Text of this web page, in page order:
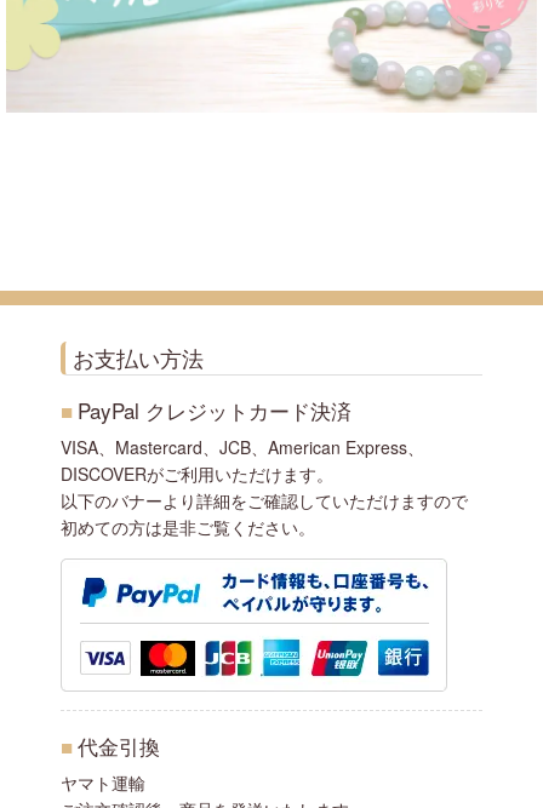
お支払い方法
■ PayPal クレジットカード決済
VISA、Mastercard、JCB、American Express、
DISCOVERがご利用いただけます。
以下のバナーより詳細をご確認していただけますので
初めての方は是非ご覧ください。
■代金引換
ヤマト運輸